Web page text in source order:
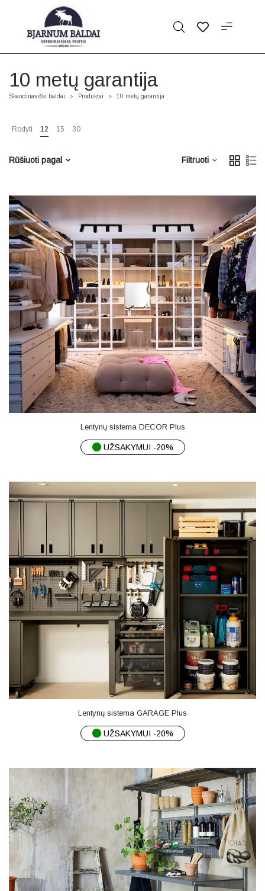
10 metų garantija
Skandinaviški baldai > Produktai > 10 metų garantija
Rodyti 12 15 30
Filtruoti
Rūšiuoti pagal
Lentynų sistema DECOR Plus
UŽSAKYMUI -20%
Lentynų sistema GARAGE Plus
UŽSAKYMUI -20%